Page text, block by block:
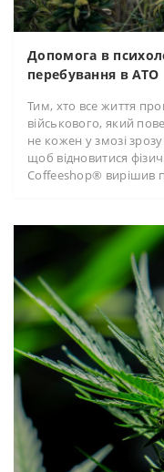
Допомога в
перебування в АТО
Тим, хто все життя
військового, який
не кожен у змозі
щоб відновитися
Coffeeshop® вирішив